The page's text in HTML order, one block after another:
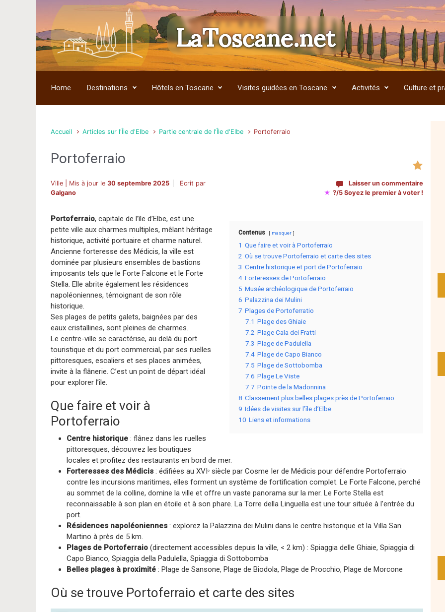
Skip to main content LaToscane.net
Home Destinations Hôtels en Toscane Visites guidées en Toscane Activités Culture et
Accueil Articles sur l'Île d'Elbe Partie centrale de l'Île d'Elbe Portoferraio
Portoferraio
Ville | Mis à jour le 30 septembre 2025
Ecrit par
Galgano
Laisser un commentaire
★ ?/5 Soyez le premier à voter !
Contenus masquer
1 Que faire et voir à Portoferraio
2 Où se trouve Portoferraio et carte des sites
3 Centre historique et port de Portoferraio
4 Forteresses de Portoferraio
5 Musée archéologique de Portoferraio
6 Palazzina dei Mulini
7 Plages de Portoferratio
7.1 Plage des Ghiaie
7.2 Plage Cala dei Fratti
7.3 Plage de Padulella
7.4 Plage de Capo Bianco
7.5 Plage de Sottobomba
7.6 Plage Le Viste
7.7 Pointe de la Madonnina
8 Classement plus belles plages près de Portoferraio
9 Idées de visites sur l’île d’Elbe
10 Liens et informations
Portoferraio, capitale de l’île d’Elbe, est une
petite ville aux charmes multiples, mêlant héritage
historique, activité portuaire et charme naturel.
Ancienne forteresse des Médicis, la ville est
dominée par plusieurs ensembles de bastions
imposants tels que le Forte Falcone et le Forte
Stella. Elle abrite également les résidences
napoléoniennes, témoignant de son rôle
historique.
Ses plages de petits galets, baignées par des
eaux cristallines, sont pleines de charmes.
Le centre-ville se caractérise, au delà du port
touristique et du port commercial, par ses ruelles
pittoresques, escaliers et ses places animées,
invite à la flânerie. C’est un point de départ idéal
pour explorer l’île.
Que faire et voir à
Portoferraio
Centre historique : flânez dans les ruelles
pittoresques, découvrez les boutiques
locales et profitez des restaurants en bord de mer.
Forteresses des Médicis : édifiées au XVIᵉ siècle par Cosme Ier de Médicis pour défendre Portoferraio
contre les incursions maritimes, elles forment un système de fortification complet. Le Forte Falcone, perché
au sommet de la colline, domine la ville et offre un vaste panorama sur la mer. Le Forte Stella est
reconnaissable à son plan en étoile et à son phare. La Torre della Linguella est une tour située à l’entrée du
port.
Résidences napoléoniennes : explorez la Palazzina dei Mulini dans le centre historique et la Villa San
Martino à près de 5 km.
Plages de Portoferraio (directement accessibles depuis la ville, < 2 km) : Spiaggia delle Ghiaie, Spiaggia di
Capo Bianco, Spiaggia della Padulella, Spiaggia di Sottobomba
Belles plages à proximité : Plage de Sansone, Plage de Biodola, Plage de Procchio, Plage de Morcone
Où se trouve Portoferraio et carte des sites